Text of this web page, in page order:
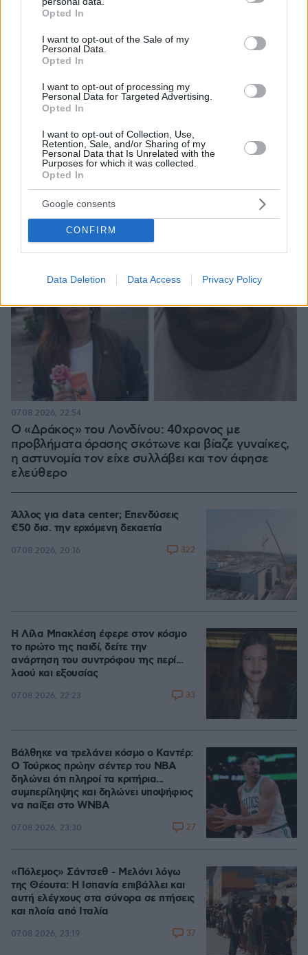
grant or deny consent to Google and its third-party tags to
use your data for below specified purposes in below Google
consent section.
Opted In
I want to opt-out of the Sale of my
Personal Data.
Opted In
I want to opt-out of processing my
Personal Data for Targeted Advertising.
Opted In
I want to opt-out of Collection, Use,
Retention, Sale, and/or Sharing of my
Personal Data that Is Unrelated with the
Purposes for which it was collected.
Opted In
Google consents
CONFIRM
Data Deletion Data Access Privacy Policy
Είδος υπό εξαφάνιση οι υπερπολύτεκνοι στην
Ελλάδα που γερνάει: Τα... δύο ταψιά μεσημεριανό,
07.08.2026, 15:59
Ο «Δράκος» του Λονδίνου: 40χρονος με
προβλήματα όρασης σκότωνε και βίαζε γυναίκες,
η αστυνομία τον είχε συλλάβει και τον άφησε
ελεύθερο
07.08.2026, 22:54
Άλλος για data center; Επενδύσεις
€50 δισ. την ερχόμενη δεκαετία
07.08.2026, 20:16 322
Η Λίλα Μπακλέση έφερε στον κόσμο
το πρώτο της παιδί, δείτε την
ανάρτηση του συντρόφου της περί...
λαού και εξουσίας
07.08.2026, 22:23 33
Βάλθηκε να τρελάνει κόσμο ο Καντέρ:
Ο Τούρκος πρώην σέντερ του NBA
δηλώνει ότι πληροί τα κριτήρια...
συμπερίληψης και δηλώνει υποψήφιος
να παίξει στο WNBA
07.08.2026, 23:30 27
«Πόλεμος» Σάντσεθ - Μελόνι λόγω
της Θέουτα: Η Ισπανία επιβάλλει και
αυτή ελέγχους στα σύνορα σε πτήσεις
και πλοία από Ιταλία
07.08.2026, 23:19 37